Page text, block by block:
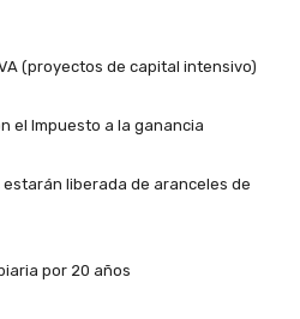
(proyectos de capital intensivo)
el Impuesto a la ganancia
estarán liberada de aranceles de
por 20 años